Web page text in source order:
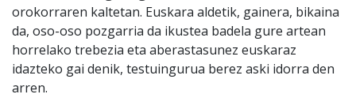
orokorraren kaltetan. Euskara aldetik, gainera, bikaina
da, oso-oso pozgarria da ikustea badela gure artean
horrelako trebezia eta aberastasunez euskaraz
idazteko gai denik, testuingurua berez aski idorra den
arren.